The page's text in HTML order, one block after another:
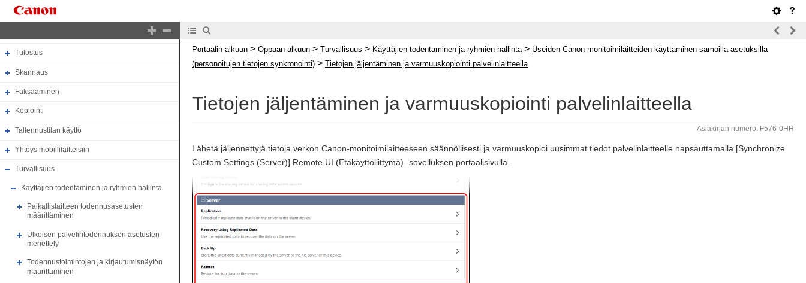
Kokoonpano
Tulostus
Skannaus
Faksaaminen
Kopiointi
Tallennustilan käyttö
Yhteys mobiililaitteisiin
Turvallisuus
Käyttäjien todentaminen ja ryhmien hallinta
Paikallislaitteen todennusasetusten
määrittäminen
Ulkoisen palvelintodennuksen asetusten
menettely
Todennustoimintojen ja kirjautumisnäytön
määrittäminen
Portaalin alkuun > Oppaan alkuun > Turvallisuus > Käyttäjien todentaminen ja ryhmien hallinta > Useiden Canon-monitoimilaitteiden käyttäminen samoilla asetuksilla
(personoitujen tietojen synkronointi) > Tietojen jäljentäminen ja varmuuskopiointi palvelinlaitteella
Tietojen jäljentäminen ja varmuuskopiointi palvelinlaitteella
Asiakirjan numero: F576-0HH
Lähetä jäljennettyjä tietoja verkon Canon-monitoimilaitteeseen säännöllisesti ja varmuuskopioi uusimmat tiedot palvelinlaitteelle napsauttamalla [Synchronize
Custom Settings (Server)] Remote UI (Etäkäyttöliittymä) -sovelluksen portaalisivulla.